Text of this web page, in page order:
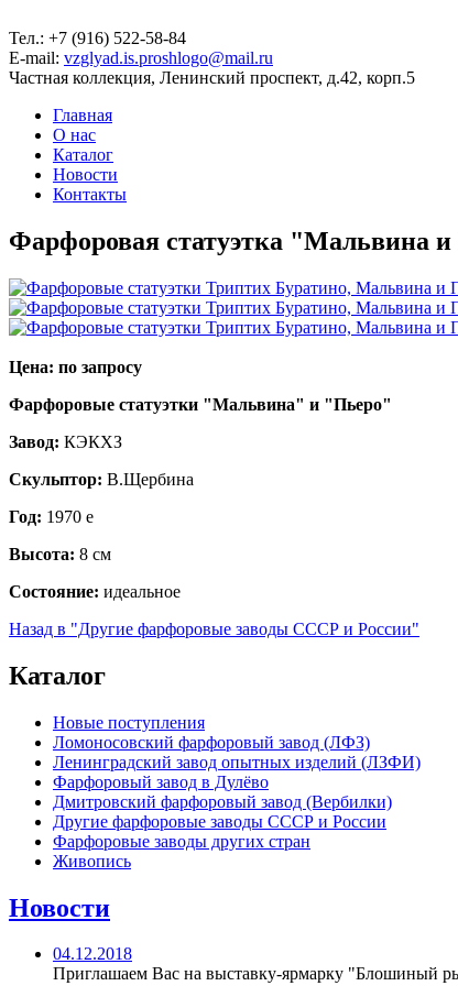
Тел.: +7 (916) 522-58-84
E-mail: vzglyad.is.proshlogo@mail.ru
Частная коллекция, Ленинский проспект, д.42, корп.5
Главная
О нас
Каталог
Новости
Контакты
Фарфоровая статуэтка
Цена: по запросу
Фарфоровые статуэтки "Мальвина" и "Пьеро"
Завод: КЭКХЗ
Скульптор: В.Щербина
Год: 1970 е
Высота: 8 см
Состояние: идеальное
Назад в "Другие фарфоровые заводы СССР и России"
Каталог
Новые поступления
Ломоносовский фарфоровый завод (ЛФЗ)
Ленинградский завод опытных изделий (ЛЗФИ)
Фарфоровый завод в Дулёво
Дмитровский фарфоровый завод (Вербилки)
Другие фарфоровые заводы СССР и России
Фарфоровые заводы других стран
Живопись
Новости
04.12.2018
Приглашаем Вас на выставку-ярмарку "Блошиный